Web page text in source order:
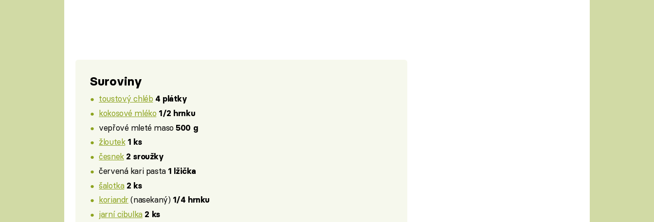
Suroviny
toustový chléb 4 plátky
kokosové mléko 1/2 hrnku
vepřové mleté maso500 g
žloutek 1 ks
česnek 2 sroužky
červená kari pasta 1 lžička
šalotka 2 ks
koriandr(nasekaný) 1/4 hrnku
jarní cibulka 2 ks